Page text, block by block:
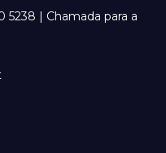
5238 | Chamada para a